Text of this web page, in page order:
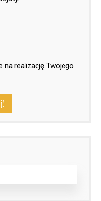
na realizację Twojego